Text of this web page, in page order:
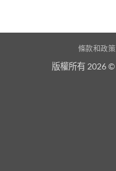
條款和政策
版權所有 2026 ©